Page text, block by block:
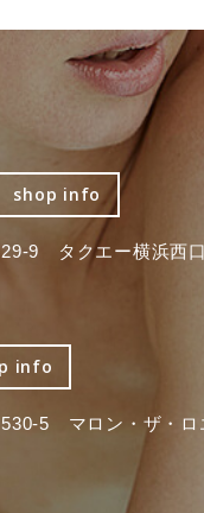
shop info
9 タクエー横浜西
info
5 マロン・ザ・ロ